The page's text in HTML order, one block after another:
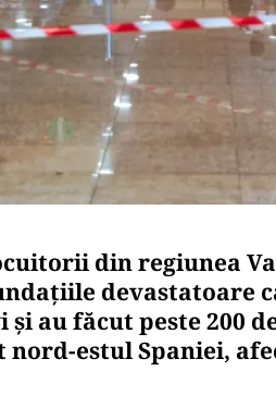
din regiunea
devastatoare
au făcut peste 200
estul Spaniei,